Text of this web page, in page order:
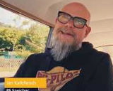
Mannheimer